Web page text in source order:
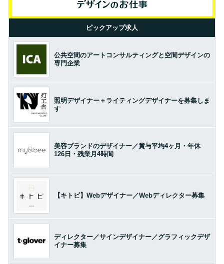
ピックアップ求人
公共空間のアートコンサルティングと空間デザインの
専門企業
照明デザイナー＋ライティングデザイナーを募集しま
す
美容ブランドのデザイナー／賞与平均4ヶ月・年休
126日・残業月4時間
【キトビ】Webデザイナー／Webディレクター募集
ディレクター／サインデザイナー／グラフィックデザ
イナー募集